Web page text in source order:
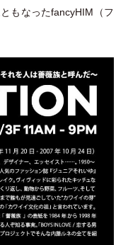
もなったfancyHIM （フ